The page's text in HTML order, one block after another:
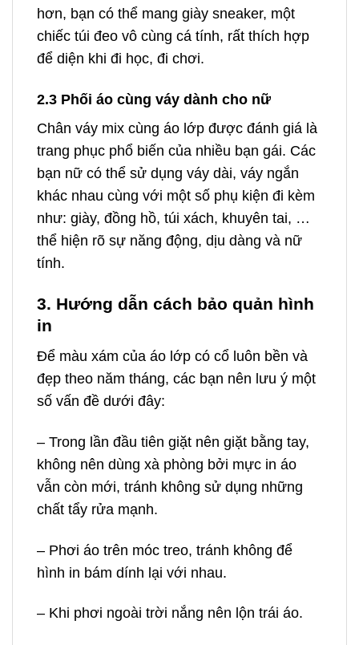
hơn, bạn có thể mang giày sneaker, một
chiếc túi đeo vô cùng cá tính, rất thích hợp
để diện khi đi học, đi chơi.
2.3 Phối áo cùng váy dành cho nữ
Chân váy mix cùng áo lớp được đánh giá là
trang phục phổ biến của nhiều bạn gái. Các
bạn nữ có thể sử dụng váy dài, váy ngắn
khác nhau cùng với một số phụ kiện đi kèm
như: giày, đồng hồ, túi xách, khuyên tai, …
thể hiện rõ sự năng động, dịu dàng và nữ
tính.
3. Hướng dẫn cách bảo quản hình
in
Để màu xám của áo lớp có cổ luôn bền và
đẹp theo năm tháng, các bạn nên lưu ý một
số vấn đề dưới đây:
– Trong lần đầu tiên giặt nên giặt bằng tay,
không nên dùng xà phòng bởi mực in áo
vẫn còn mới, tránh không sử dụng những
chất tẩy rửa mạnh.
– Phơi áo trên móc treo, tránh không để
hình in bám dính lại với nhau.
– Khi phơi ngoài trời nắng nên lộn trái áo.